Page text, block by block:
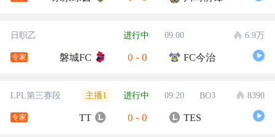
日职乙 进行中 09:00 6.9万
专家 磐城FC 0 - 0 FC今治
LPL第三赛段 主播1 进行中 09:20 BO3 8390
专家 TT 0 - 0 TES